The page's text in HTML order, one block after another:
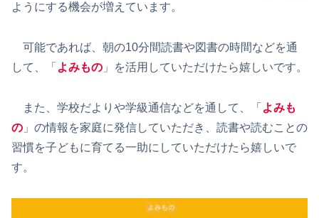
ようにする機会が増えています。
可能であれば、朝の10分間読書や図書の時間などを通
して、「 よみもの 」を活用していただけたら嬉しいです。
また、学校だよりや学級通信などを通して、「 よみも
の 」の情報を家庭に発信していただき、読書や読むことの
習慣を子どもに育てる一助にしていただけたら嬉しいで
す。